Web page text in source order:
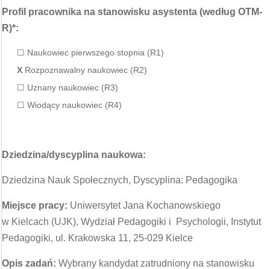
Profil pracownika na stanowisku asystenta (według OTM-
R)*:
☐ Naukowiec pierwszego stopnia (R1)
X Rozpoznawalny naukowiec (R2)
☐ Uznany naukowiec (R3)
☐ Wiodący naukowiec (R4)
Dziedzina/dyscyplina naukowa:
Dziedzina Nauk Społecznych, Dyscyplina: Pedagogika
Miejsce pracy: Uniwersytet Jana Kochanowskiego
w Kielcach (UJK), Wydział Pedagogiki i Psychologii, Instytut
Pedagogiki, ul. Krakowska 11, 25-029 Kielce
Opis zadań: Wybrany kandydat zatrudniony na stanowisku